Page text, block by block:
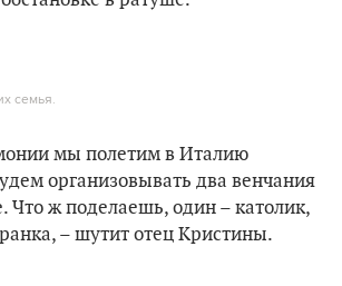
семья.
мы полетим в Италию
организовывать два венчания
Что ж поделаешь, один – католик,
– шутит отец Кристины.